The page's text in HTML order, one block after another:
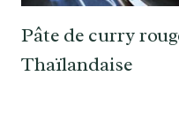
Pâte de curry
Thaïlandaise